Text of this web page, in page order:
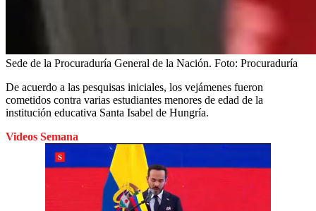
Sede de la Procuraduría General de la Nación. Foto: Procuraduría
De acuerdo a las pesquisas iniciales, los vejámenes fueron
cometidos contra varias estudiantes menores de edad de la
institución educativa Santa Isabel de Hungría.
Videos Semana